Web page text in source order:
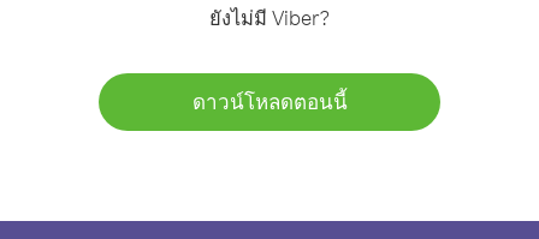
ยังไม่มี Viber?
ดาวน์โหลดตอนนี้